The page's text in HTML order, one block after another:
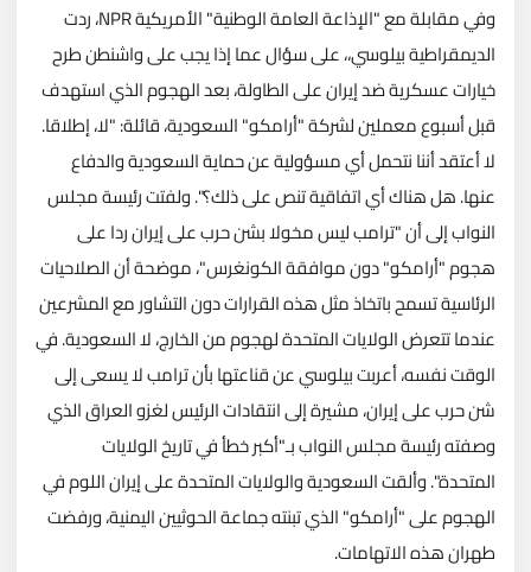
وفي مقابلة مع "الإذاعة العامة الوطنية" الأمريكية NPR، ردت
الديمقراطية بيلوسي،، على سؤال عما إذا يجب على واشنطن طرح
خيارات عسكرية ضد إيران على الطاولة، بعد الهجوم الذي استهدف
قبل أسبوع معملين لشركة "أرامكو" السعودية، قائلة: "لا، إطلاقا.
لا أعتقد أننا نتحمل أي مسؤولية عن حماية السعودية والدفاع
عنها. هل هناك أي اتفاقية تنص على ذلك؟". ولفتت رئيسة مجلس
النواب إلى أن "ترامب ليس مخولا بشن حرب على إيران ردا على
هجوم "أرامكو" دون موافقة الكونغرس"، موضحة أن الصلاحيات
الرئاسية تسمح باتخاذ مثل هذه القرارات دون التشاور مع المشرعين
عندما تتعرض الولايات المتحدة لهجوم من الخارج، لا السعودية. في
الوقت نفسه، أعربت بيلوسي عن قناعتها بأن ترامب لا يسعى إلى
شن حرب على إيران، مشيرة إلى انتقادات الرئيس لغزو العراق الذي
وصفته رئيسة مجلس النواب بـ"أكبر خطأ في تاريخ الولايات
المتحدة". وألقت السعودية والولايات المتحدة على إيران اللوم في
الهجوم على "أرامكو" الذي تبنته جماعة الحوثيين اليمنية، ورفضت
طهران هذه الاتهامات.